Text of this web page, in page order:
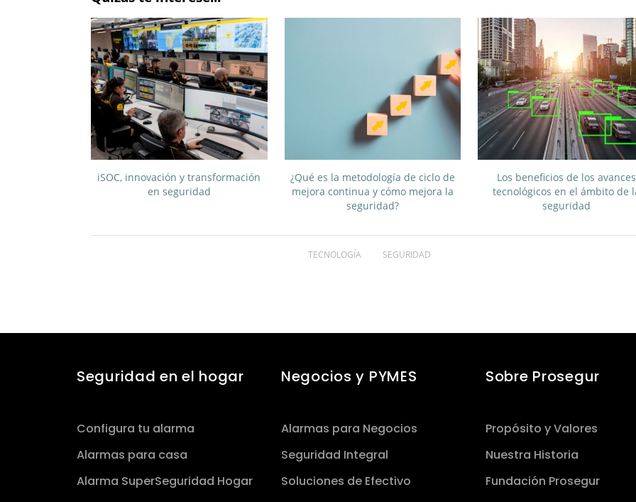
iSOC, innovación y transformación
en seguridad
¿Qué es la metodología de ciclo de
mejora continua y cómo mejora la
seguridad?
Los beneficios de los avances
tecnológicos en el ámbito de
seguridad
TECNOLOGÍA SEGURIDAD
Seguridad en el hogar
Configura tu alarma
Alarmas para casa
Alarma SuperSeguridad Hogar
Negocios y PYMES
Alarmas para Negocios
Seguridad Integral
Soluciones de Efectivo
Sobre Prosegur
Propósito y Valores
Nuestra Historia
Fundación Prosegur